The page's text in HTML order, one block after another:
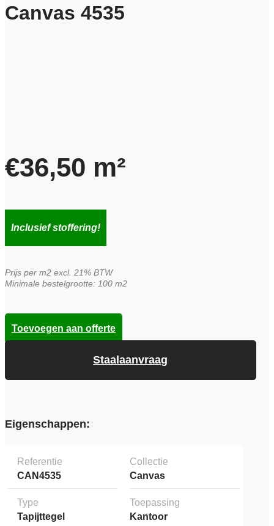
Canvas 4535
€36,50 m²
Inclusief stoffering!
Prijs per m2 excl. 21% BTW
Minimale bestelgrootte: 100 m2
Staalaanvraag
Toevoegen aan offerte
Eigenschappen:
Referentie
CAN4535
Collectie
Canvas
Type
Tapijttegel
Toepassing
Kantoor